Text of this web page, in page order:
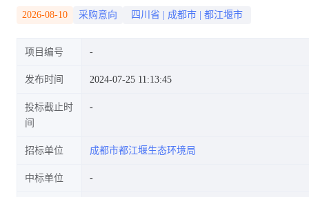
2026-08-10 采购意向 四川省 成都市 都江堰市
项目编号
发布时间 2024-07-25 11:13:45
投标截止时
间
招标单位 成都市都江堰生态环境局
中标单位